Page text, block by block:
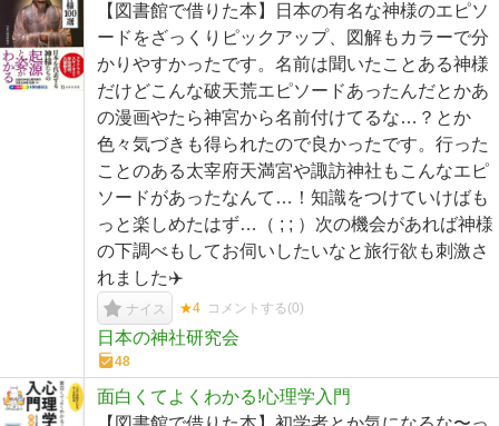
【図書館で借りた本】日本の有名な神様のエピソ
ードをざっくりピックアップ、図解もカラーで分
かりやすかったです。名前は聞いたことある神様
だけどこんな破天荒エピソードあったんだとかあ
の漫画やたら神宮から名前付けてるな…？とか
色々気づきも得られたので良かったです。行った
ことのある太宰府天満宮や諏訪神社もこんなエピ
ソードがあったなんて…！知識をつけていけばも
っと楽しめたはず…（ ; ; ）次の機会があれば神様
の下調べもしてお伺いしたいなと旅行欲も刺激さ
れました✈️
ナイス ★4 コメントする(0)
日本の神社研究会
48
面白くてよくわかる!心理学入門